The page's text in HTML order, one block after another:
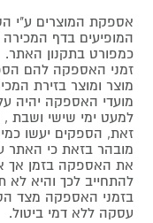
אספקת המוצרים ע"י
המופיעים בדף
כמפורט בתקנון האתר.
זמני האספקה להם
מוצר ומוצר בזירת
מועדי האספקה יהיה
למעט ימי שישי ושבת ,
זאת, הספקים יעשו
מובהר בזאת כי האתר
את האספקה בזמן אך
להתחייב לכך והיא לא
בזמני האספקה מצד
עסקה ללא דמי ביטול.